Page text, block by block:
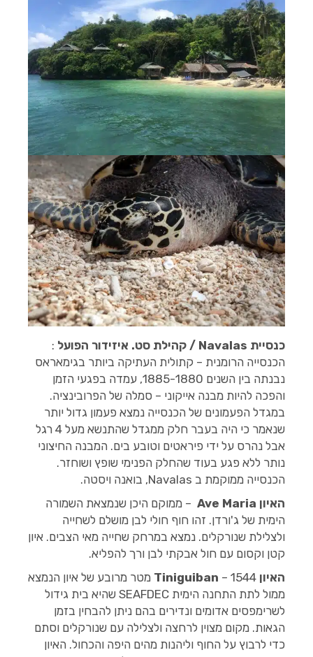
כנסיית Navalas / קהילת סט. איזידור הפועל
:
הכנסייה הרומנית – קתולית העתיקה ביותר בגימאראס
נבנתה בין השנים 1885-1880, עמדה בפגעי הזמן
והפכה להיות מבנה אייקוני – סמלה של הפרובינציה.
במגדל הפעמונים של הכנסייה נמצא פעמון גדול יותר
שנאמר כי היה בעבר חלק ממגדל שהתנשא מעל 4 רגל
אבל נהרס על ידי פיראטים וטובע בים. המבנה החיצוני
נותר ללא פגע בעוד שהחלק הפנימי שופץ ושוחזר.
הכנסייה ממוקמת ב Navalas, בואנה ויסטה.
האיון Ave Maria – ממוקם היכן שנמצאת השמורה
הימית של ג'ורדן. זהו חוף חולי לבן מושלם לשחייה
ולצלילת שנורקלים. נמצא במרחק שחייה מאי הצבים. איון
קטן וקסום עם חול אבקתי לבן ורך להפליא.
האיון
Tiniguiban – 1544 מטר מרובע של איון הנמצא
ממול לתת התחנה הימית SEAFDEC שהיא בית גידול
לשרימפסים אדומים ונדירים בהם ניתן להבחין בזמן
הגאות. מקום מצוין לרחצה ולצלילה עם שנורקלים וסתם
כדי לרבוץ על החוף וליהנות מהים היפה והכחול. האיון